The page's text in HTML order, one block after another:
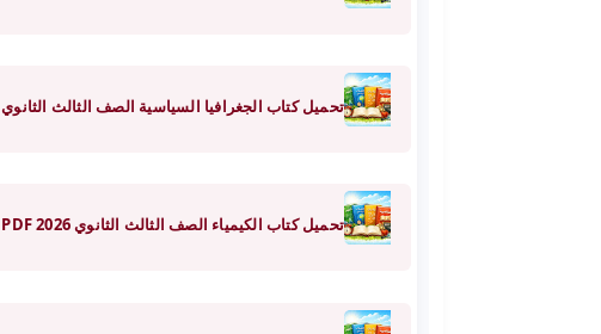
تحميل كتاب الجغرافيا السياسية الصف الثالث الثانوي 2026 PDF | كتاب الوزارة الرسمى
تحميل كتاب الكيمياء الصف الثالث الثانوي 2026 PDF | كتاب الوزارة الرسمى